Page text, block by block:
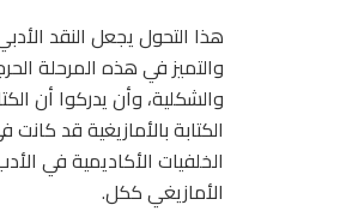
هذا التحول يجعل النقد
والتميز في هذه المرحلة
والشكلية، وأن يدركوا أن
الكتابة بالأمازيغية قد
الخلفيات الأكاديمية في
الأمازيغي ككل.